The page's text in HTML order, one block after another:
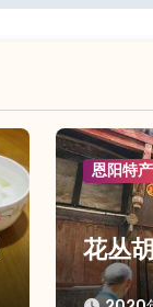
恩阳特产
花丛